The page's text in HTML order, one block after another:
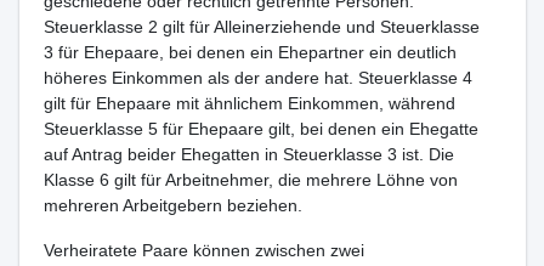
Steuerklasse 2 gilt für Alleinerziehende und Steuerklasse
3 für Ehepaare, bei denen ein Ehepartner ein deutlich
höheres Einkommen als der andere hat. Steuerklasse 4
gilt für Ehepaare mit ähnlichem Einkommen, während
Steuerklasse 5 für Ehepaare gilt, bei denen ein Ehegatte
auf Antrag beider Ehegatten in Steuerklasse 3 ist. Die
Klasse 6 gilt für Arbeitnehmer, die mehrere Löhne von
mehreren Arbeitgebern beziehen.
Verheiratete Paare können zwischen zwei